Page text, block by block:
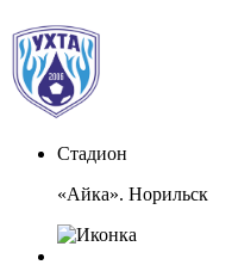
Стадион
«Айка». Норильск